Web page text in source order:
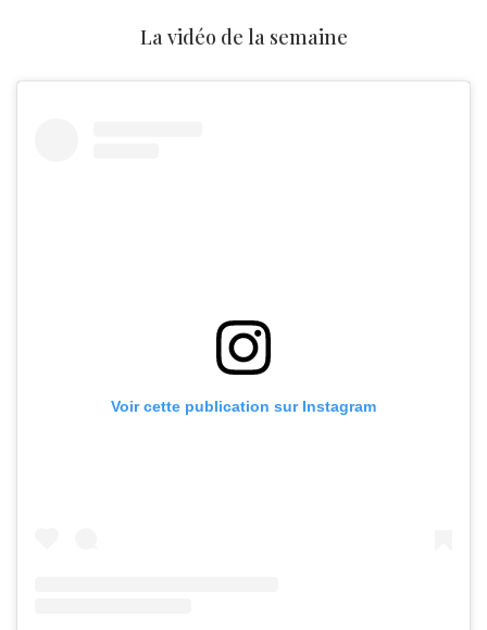
La vidéo de la semaine
Voir cette publication sur Instagram